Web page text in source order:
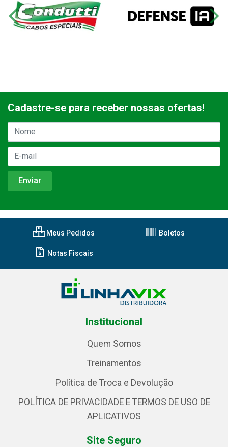
Cadastre-se para receber nossas ofertas!
Meus Pedidos Boletos
Notas Fiscais
Institucional
Quem Somos
Treinamentos
Política de Troca e Devolução
POLÍTICA DE PRIVACIDADE E TERMOS DE USO DE
APLICATIVOS
Site Seguro